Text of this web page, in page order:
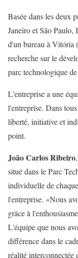
Basée dans les deux
Janeiro et São
d'un bureau à Vitória
recherche sur le
parc technologique
L'entreprise a une
l'entreprise. Dans
liberté, initiative et
point.
João Carlos Ribeiro
situé dans le Parc
individuelle de
l'entreprise. «Nous
grâce à
L'équipe que nous
différence dans le
réalité interconnectée